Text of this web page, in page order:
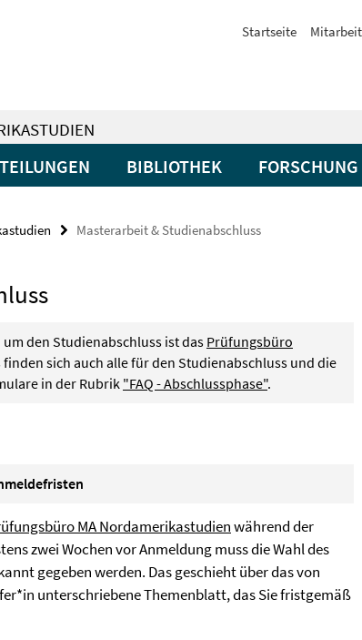
Startseite
BIBLIOTHEK FORSCHUNG
Masterarbeit & Studienabschluss
den Studienabschluss ist das Prüfungsbüro
sich auch alle für den Studienabschluss und die
in der Rubrik "FAQ - Abschlussphase".
MA Nordamerikastudienwährend der
zwei Wochen vor Anmeldung muss die Wahl des
gegeben werden. Das geschieht über das von
unterschriebene Themenblatt, das Sie fristgemäß